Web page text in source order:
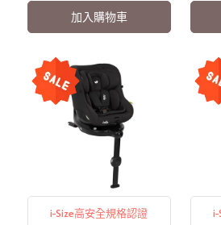
加入購物車
i-Size高安全規格認證 i-